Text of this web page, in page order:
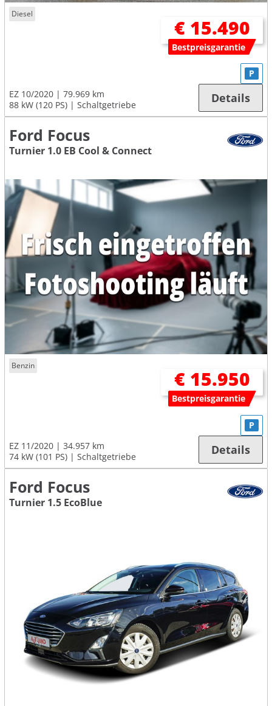
Diesel
€ 15.490
Bestpreisgarantie
EZ 10/2020
79.969 km
88 kW (120 PS)
Schaltgetriebe
P
Details
Ford Focus
Turnier 1.0 EB Cool & Connect
Benzin
€ 15.950
Bestpreisgarantie
EZ 11/2020
34.957 km
74 kW (101 PS)
Schaltgetriebe
P
Details
Ford Focus
Turnier 1.5 EcoBlue